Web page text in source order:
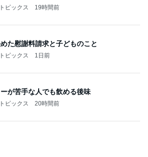
ピックス 19時間前
た慰謝料請求と子どものこと
ピックス 1日前
が苦手な人でも飲める後味
ピックス 20時間前